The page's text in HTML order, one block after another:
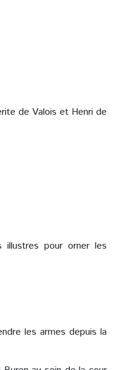
de Valois et Henri de
pour orner les
les armes depuis la